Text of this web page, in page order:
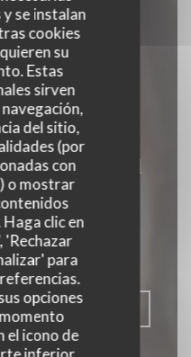
se instalan
cookies
su
Estas
sirven
del sitio,
(por
con
o mostrar
clic en
'Rechazar
para
opciones
el icono de
Coins du
ET BAR A VINS
MESA